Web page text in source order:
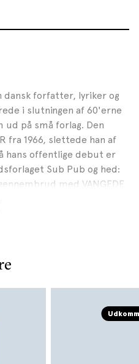
dansk forfatter, lyriker og
i slutningen af 60'erne
på små forlag. Den
fra 1966, slettede han af
hans offentlige debut er
Sub Pub og hed:
med VANGEDE
den ellers velhavende
fra 1981. Inspireret af
Det er ikke kun
af Dans storby, der gør,
omkring 100
Rigshospitalet af kræft i
Peder Bundgaard